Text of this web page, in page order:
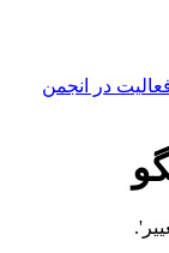
در انجمن